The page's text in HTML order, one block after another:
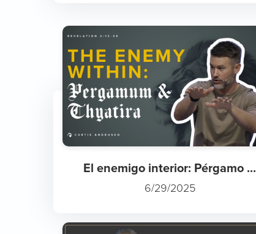
El enemigo interior: Pérgamo ...
6/29/2025